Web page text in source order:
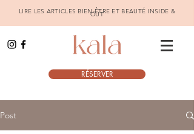
LIRE LES ARTICLES BIEN-ÊTRE ET BEAUTÉ INSIDE &
OUT
RÉSERVER
Post